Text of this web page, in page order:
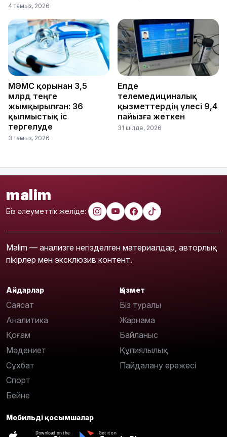
4 тамыз, 2026
МӘМС қорынан 3,5
млрд теңге
жымқырылған: 36
қылмыстық іс
тергелуде
3 тамыз, 2026
Елде
телемедициналық
қызметтердің үлесі 9,4
пайызға жеткен
31 шілде, 2026
malim
Біз әлеуметтік желіде:
Malim — анализге негізделген материалдар, авторлық
пікірлер мен эксклюзив контент.
Айдарлар
Саясат
Аналитика
Қоғам
Мәдениет
Сұхбат
Спорт
Бейне
Қызмет
Біз туралы
Жарнама
Байланыс
Құпиялылық
Пайдалану ережесі
Мобильді қосымшалар
Download on the Get it on